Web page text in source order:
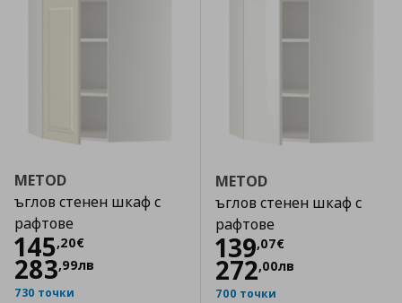
METOD
ъглов стенен шкаф с
рафтове
145,20€
Цена
283,99лв
730 точки
METOD
ъглов стенен шкаф с
рафтове
139,07€
Цена
272,00лв
700 точки